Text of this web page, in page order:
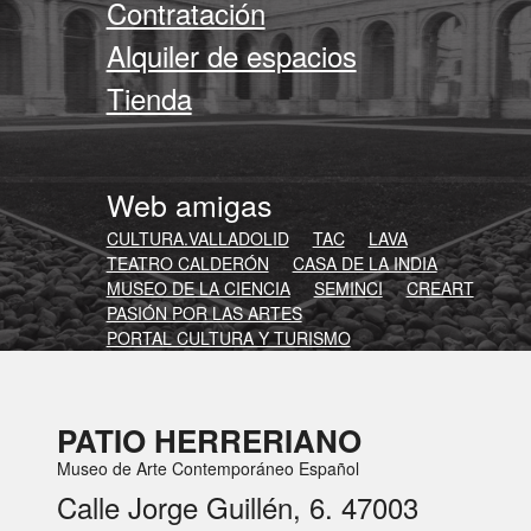
Contratación
Alquiler de espacios
Tienda
Web amigas
CULTURA.VALLADOLID TAC
LAVA
TEATRO CALDERÓN
CASA DE LA INDIA
MUSEO DE LA CIENCIA
SEMINCI
CREART
PASIÓN POR LAS ARTES
PORTAL CULTURA Y TURISMO
PATIO HERRERIANO
Museo de Arte Contemporáneo Español
Calle Jorge Guillén, 6. 47003